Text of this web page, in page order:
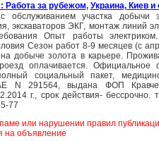
за рубежом, Украина, Киев и
обслуживанием участка добычи
экскаваторов ЭКГ, монтаж линий
Опыт работы
Сезон работ 8-9 месяцев (с
добыче золота в карьере.
оплачивается.
социальный пакет,
N 291564, выдана ФОП
г., срок действия- бессрочно.
77
или нарушении правил
на объявление